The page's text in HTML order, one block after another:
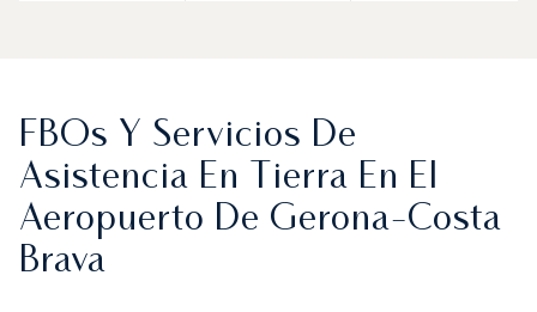
FBOs Y Servicios De
Asistencia En Tierra En El
Aeropuerto De Gerona-Costa
Brava